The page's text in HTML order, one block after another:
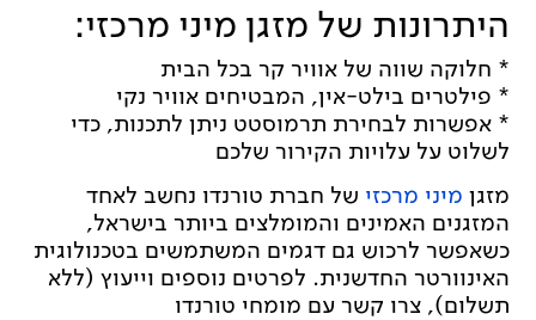
היתרונות של מזגן מיני מרכזי:
* חלוקה שווה של אוויר קר בכל הבית
* פילטרים בילט-אין, המבטיחים אוויר נקי
* אפשרות לבחירת תרמוסטט ניתן לתכנות, כדי
לשלוט על עלויות הקירור שלכם
מזגן מיני מרכזי של חברת טורנדו נחשב לאחד
המזגנים האמינים והמומלצים ביותר בישראל,
כשאפשר לרכוש גם דגמים המשתמשים בטכנולוגית
האינוורטר החדשנית. לפרטים נוספים וייעוץ (ללא
תשלום), צרו קשר עם מומחי טורנדו